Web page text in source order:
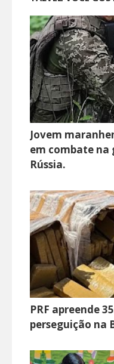
Jovem
em combate na
Rússia.
PRF apreende
perseguição na